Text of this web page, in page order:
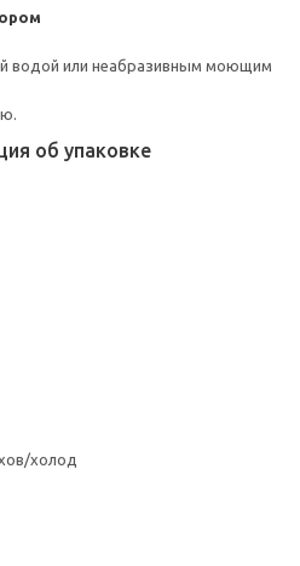
водой или неабразивным моющим
об упаковке
холод